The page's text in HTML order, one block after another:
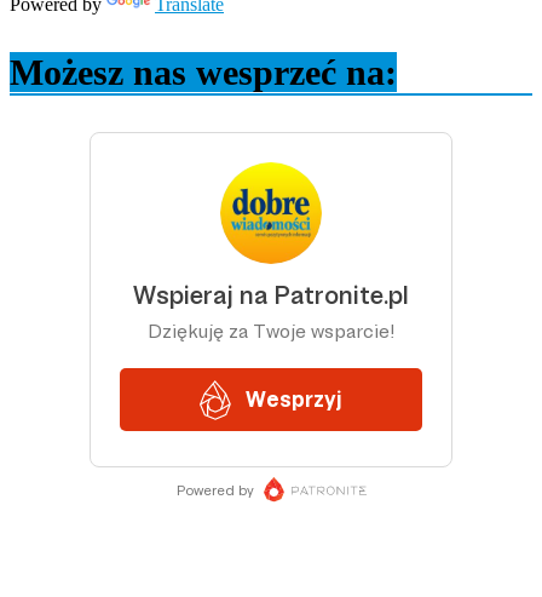
Możesz nas wesprzeć na: